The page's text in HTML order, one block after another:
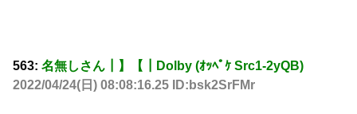
563: 名無しさん┃】【┃Dolby (ｵｯﾍﾟｹ Src1-2yQB)
2022/04/24(日) 08:08:16.25 ID:bsk2SrFMr